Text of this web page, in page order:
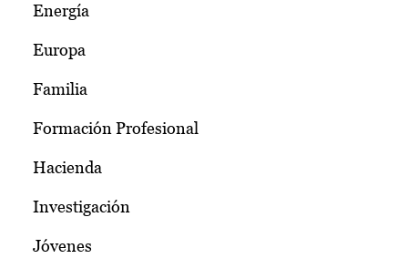
Energía
Europa
Familia
Formación Profesional
Hacienda
Investigación
Jóvenes